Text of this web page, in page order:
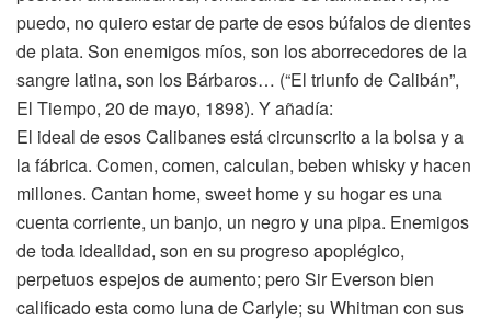
puedo, no quiero estar de parte de esos búfalos de dientes
de plata. Son enemigos míos, son los aborrecedores de la
sangre latina, son los Bárbaros… (“El triunfo de Calibán”,
El Tiempo, 20 de mayo, 1898). Y añadía:
El ideal de esos Calibanes está circunscrito a la bolsa y a
la fábrica. Comen, comen, calculan, beben whisky y hacen
millones. Cantan home, sweet home y su hogar es una
cuenta corriente, un banjo, un negro y una pipa. Enemigos
de toda idealidad, son en su progreso apoplégico,
perpetuos espejos de aumento; pero Sir Everson bien
calificado esta como luna de Carlyle; su Whitman con sus